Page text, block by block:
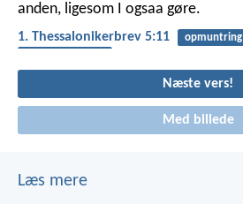
anden, ligesom I ogsaa gøre.
1. Thessalonikerbrev 5:11 opmuntring
Næste vers!
Med billede
Læs mere